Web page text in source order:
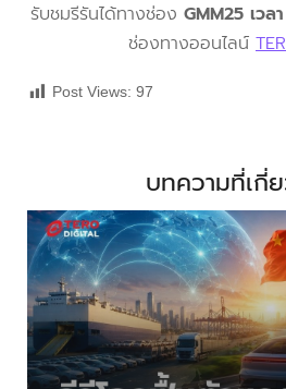
รับชมรีรันได้ทางช่อง GMM25 เว
ช่องทางออนไลน์
Post Views: 97
บทความที่เกี่